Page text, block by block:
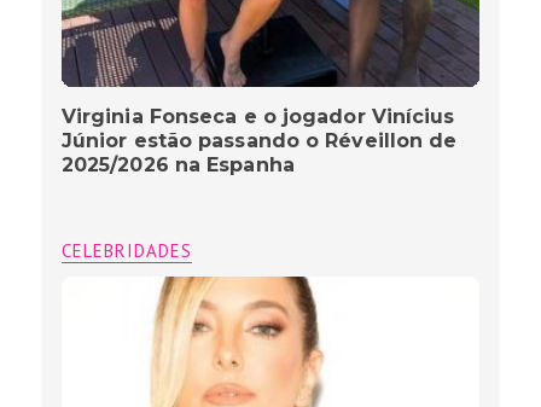
Virginia Fonseca e o jogador Vinícius
Júnior estão passando o Réveillon de
2025/2026 na Espanha
CELEBRIDADES